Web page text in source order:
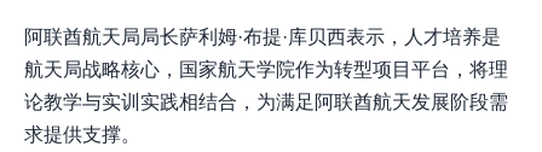
阿联酋航天局局长萨利姆·布提·库贝西表示，人才培养是
航天局战略核心，国家航天学院作为转型项目平台，将理
论教学与实训实践相结合，为满足阿联酋航天发展阶段需
求提供支撑。